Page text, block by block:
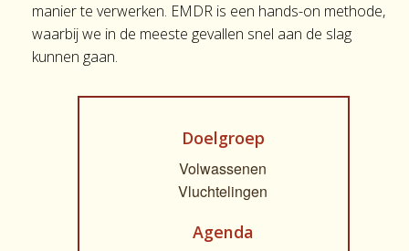
manier te verwerken. EMDR is een hands-on methode,
waarbij we in de meeste gevallen snel aan de slag
kunnen gaan.
Doelgroep
Volwassenen
Vluchtelingen
Agenda